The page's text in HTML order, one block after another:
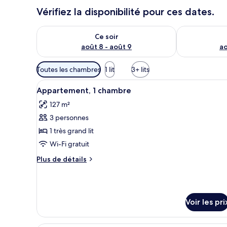
Vérifiez la disponibilité pour ces dates.
Ce soir
août 8 - août 9
Vérifier la disponibilité pour ce soir août 8 - août 9
Vérifier la
Filtres
disponibles
pour
les
chambres
Toutes les chambres 1 lit 3+ lits
Afficher
toutes
les
photos
pour
ce
type
de
chambre
Une chambre d’hôtel avec
5
Appartement, 1 chambre
127 m²
3 personnes
1 très grand lit
Wi-Fi gratuit
Plus de détails
Plus
de
chambre
Voir les